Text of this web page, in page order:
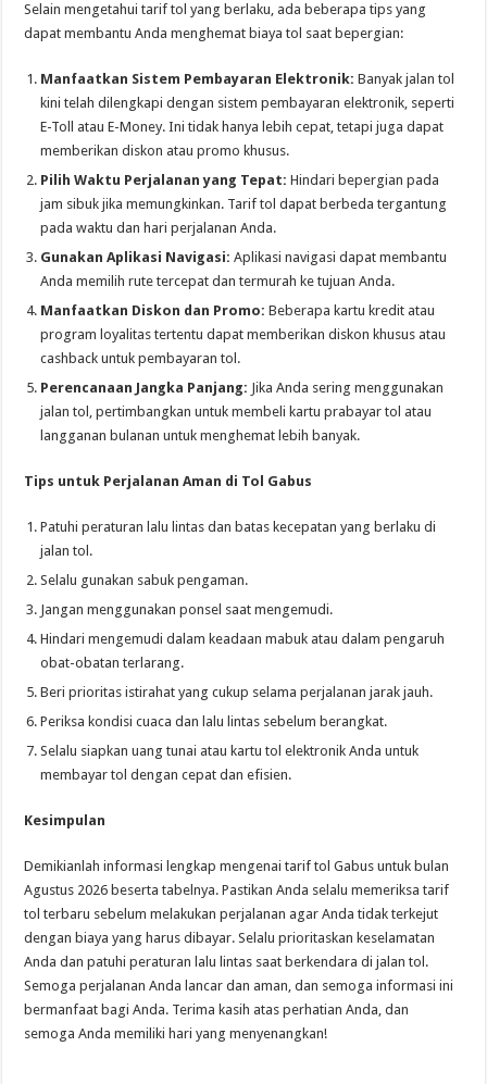
Selain mengetahui tarif tol yang berlaku, ada beberapa tips yang
dapat membantu Anda menghemat biaya tol saat bepergian:
Manfaatkan Sistem Pembayaran Elektronik: Banyak jalan tol
kini telah dilengkapi dengan sistem pembayaran elektronik, seperti
E-Toll atau E-Money. Ini tidak hanya lebih cepat, tetapi juga dapat
memberikan diskon atau promo khusus.
Pilih Waktu Perjalanan yang Tepat: Hindari bepergian pada
jam sibuk jika memungkinkan. Tarif tol dapat berbeda tergantung
pada waktu dan hari perjalanan Anda.
Gunakan Aplikasi Navigasi: Aplikasi navigasi dapat membantu
Anda memilih rute tercepat dan termurah ke tujuan Anda.
Manfaatkan Diskon dan Promo: Beberapa kartu kredit atau
program loyalitas tertentu dapat memberikan diskon khusus atau
cashback untuk pembayaran tol.
Perencanaan Jangka Panjang: Jika Anda sering menggunakan
jalan tol, pertimbangkan untuk membeli kartu prabayar tol atau
langganan bulanan untuk menghemat lebih banyak.
Tips untuk Perjalanan Aman di Tol Gabus
Patuhi peraturan lalu lintas dan batas kecepatan yang berlaku di
jalan tol.
Selalu gunakan sabuk pengaman.
Jangan menggunakan ponsel saat mengemudi.
Hindari mengemudi dalam keadaan mabuk atau dalam pengaruh
obat-obatan terlarang.
Beri prioritas istirahat yang cukup selama perjalanan jarak jauh.
Periksa kondisi cuaca dan lalu lintas sebelum berangkat.
Selalu siapkan uang tunai atau kartu tol elektronik Anda untuk
membayar tol dengan cepat dan efisien.
Kesimpulan
Demikianlah informasi lengkap mengenai tarif tol Gabus untuk bulan
Agustus 2026 beserta tabelnya. Pastikan Anda selalu memeriksa tarif
tol terbaru sebelum melakukan perjalanan agar Anda tidak terkejut
dengan biaya yang harus dibayar. Selalu prioritaskan keselamatan
Anda dan patuhi peraturan lalu lintas saat berkendara di jalan tol.
Semoga perjalanan Anda lancar dan aman, dan semoga informasi ini
bermanfaat bagi Anda. Terima kasih atas perhatian Anda, dan
semoga Anda memiliki hari yang menyenangkan!